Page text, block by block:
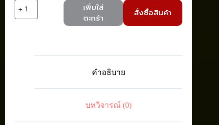
จำนวน
ST10000NM018B
512E/4kn
เพิ่มใส่
ตะกร้า
สั่งซื้อสินค้า
คำอธิบาย
บทวิจารณ์ (0)